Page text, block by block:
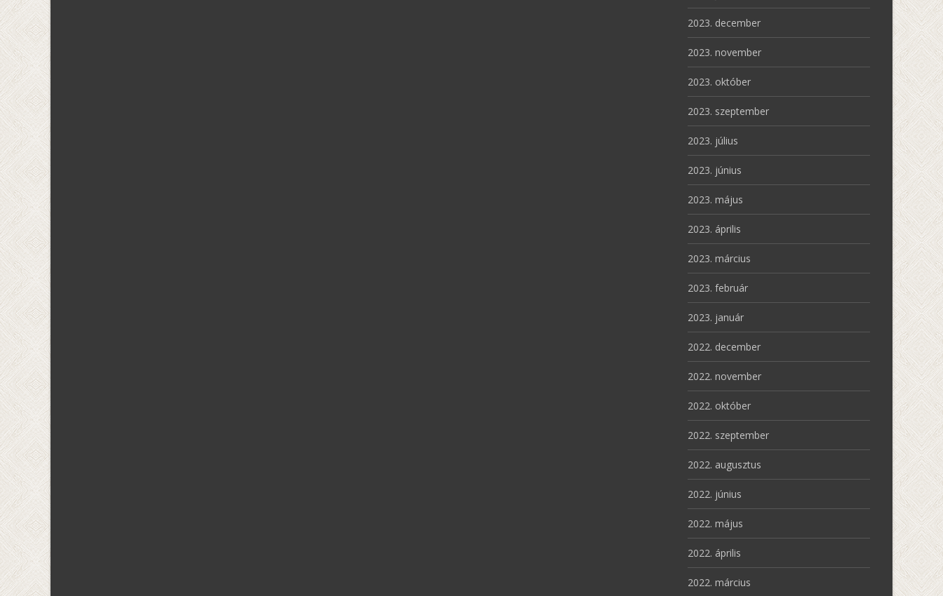
2023. december
2023. november
2023. október
2023. szeptember
2023. július
2023. június
2023. május
2023. április
2023. március
2023. február
2023. január
2022. december
2022. november
2022. október
2022. szeptember
2022. augusztus
2022. június
2022. május
2022. április
2022. március